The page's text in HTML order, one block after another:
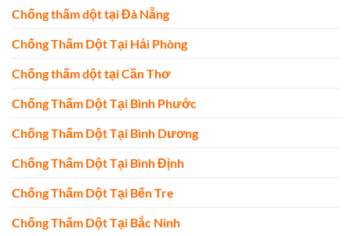
Chống thấm dột tại Đà Nẵng
Chống Thấm Dột Tại Hải Phòng
Chống thấm dột tại Cần Thơ
Chống Thấm Dột Tại Bình Phước
Chống Thấm Dột Tại Bình Dương
Chống Thấm Dột Tại Bình Định
Chống Thấm Dột Tại Bến Tre
Chống Thấm Dột Tại Bắc Ninh